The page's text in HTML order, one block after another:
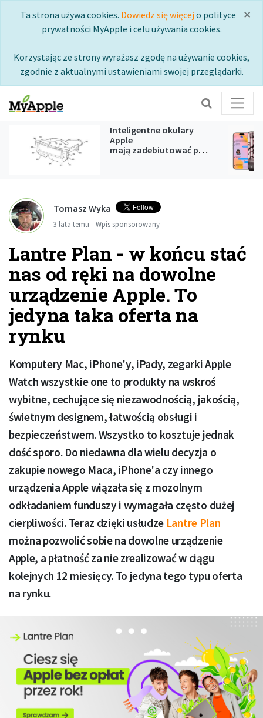
×
Ta strona używa cookies. Dowiedz się więcej o polityce
prywatności MyApple i celu używania cookies.
Korzystając ze strony wyrażasz zgodę na używanie cookies,
zgodnie z aktualnymi ustawieniami swojej przeglądarki.
Inteligentne okulary
Apple
mają zadebiutować podczas
WWDC 2027
Tomasz Wyka
3 lata temu Wpis sponsorowany
Lantre Plan - w końcu stać
nas od ręki na dowolne
urządzenie Apple. To
jedyna taka oferta na
rynku
Komputery Mac, iPhone'y, iPady, zegarki Apple
Watch wszystkie one to produkty na wskroś
wybitne, cechujące się niezawodnością, jakością,
świetnym designem, łatwością obsługi i
bezpieczeństwem. Wszystko to kosztuje jednak
dość sporo. Do niedawna dla wielu decyzja o
zakupie nowego Maca, iPhone'a czy innego
urządzenia Apple wiązała się z mozolnym
odkładaniem funduszy i wymagała często dużej
cierpliwości. Teraz dzięki usłudze Lantre Plan
można pozwolić sobie na dowolne urządzenie
Apple, a płatność za nie zrealizować w ciągu
kolejnych 12 miesięcy. To jedyna tego typu oferta
na rynku.